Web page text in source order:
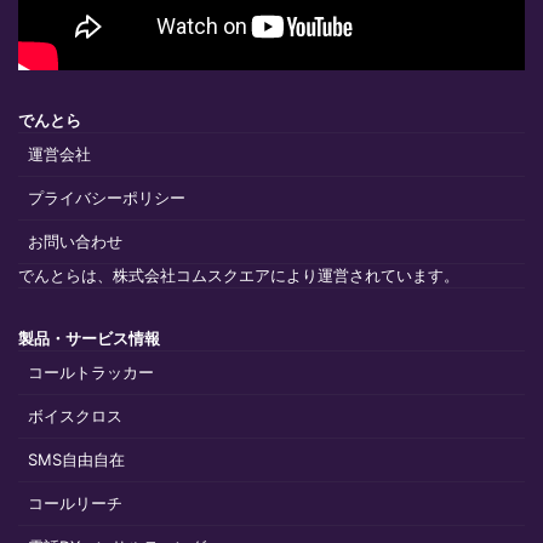
でんとら
運営会社
プライバシーポリシー
お問い合わせ
でんとらは、株式会社コムスクエアにより運営されています。
製品・サービス情報
コールトラッカー
ボイスクロス
SMS自由自在
コールリーチ